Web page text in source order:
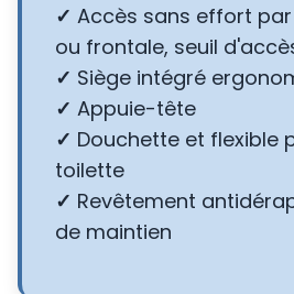
✓ Accès sans effort
ou frontale, seuil
✓ Siège intégré
✓ Appuie-tête
✓ Douchette et flexible
toilette
✓ Revêtement
de maintien